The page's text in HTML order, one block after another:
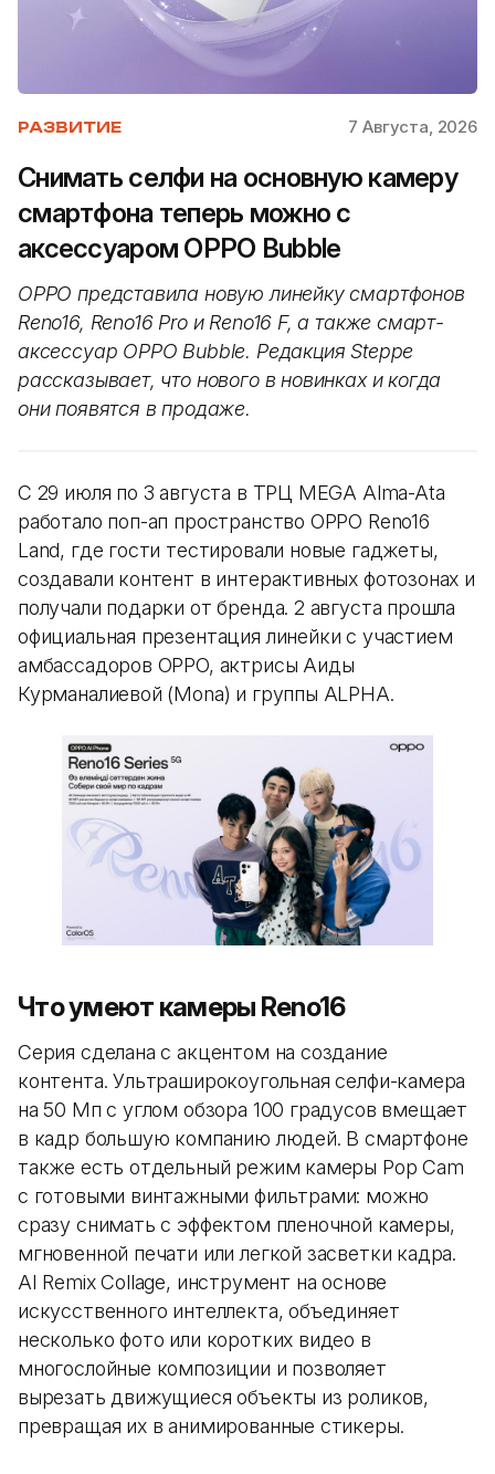
РАЗВИТИЕ 7 Августа, 2026
Снимать селфи на основную камеру
смартфона теперь можно с
аксессуаром OPPO Bubble
OPPO представила новую линейку смартфонов
Reno16, Reno16 Pro и Reno16 F, а также смарт-
аксессуар OPPO Bubble. Редакция Steppe
рассказывает, что нового в новинках и когда
они появятся в продаже.
С 29 июля по 3 августа в ТРЦ MEGA Alma-Ata
работало поп-ап пространство OPPO Reno16
Land, где гости тестировали новые гаджеты,
создавали контент в интерактивных фотозонах и
получали подарки от бренда. 2 августа прошла
официальная презентация линейки с участием
амбассадоров OPPO, актрисы Аиды
Курманалиевой (Mona) и группы ALPHA.
Что умеют камеры Reno16
Серия сделана с акцентом на создание
контента. Ультраширокоугольная селфи-камера
на 50 Мп с углом обзора 100 градусов вмещает
в кадр большую компанию людей. В смартфоне
также есть отдельный режим камеры Pop Cam
с готовыми винтажными фильтрами: можно
сразу снимать с эффектом пленочной камеры,
мгновенной печати или легкой засветки кадра.
AI Remix Collage, инструмент на основе
искусственного интеллекта, объединяет
несколько фото или коротких видео в
многослойные композиции и позволяет
вырезать движущиеся объекты из роликов,
превращая их в анимированные стикеры.